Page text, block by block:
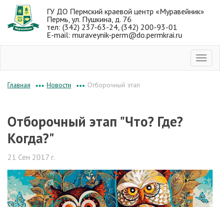
ГУ ДО Пермский краевой центр «Муравейник»
Пермь, ул. Пушкина, д. 76
тел: (342) 237-63-24, (342) 200-93-01
E-mail: muraveynik-perm@do.permkrai.ru
Главная ••• Новости ••• Отборочный этап
Отборочный этап "Что? Где?
Когда?"
21 Сен 2017 г.